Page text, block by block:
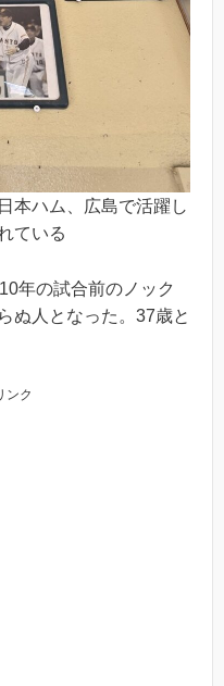
本ハム、広島で活躍し
ている
年の試合前のノック
ぬ人となった。37歳と
ンク